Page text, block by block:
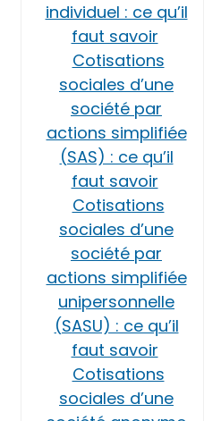
individuel : ce qu’il
faut savoir
Cotisations
sociales d’une
société par
actions simplifiée
(SAS) : ce qu’il
faut savoir
Cotisations
sociales d’une
société par
actions simplifiée
unipersonnelle
(SASU) : ce qu’il
faut savoir
Cotisations
sociales d’une